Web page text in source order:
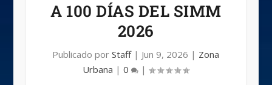
A 100 DÍAS DEL SIMM
2026
Publicado porStaff| Jun 9, 2026 | Zona
Urbana |0 |